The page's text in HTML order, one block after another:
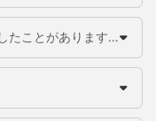
中国からステージライトを以前に購入したことがありますか？